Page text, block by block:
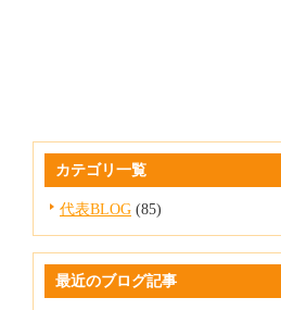
カテゴリ一覧
代表BLOG (85)
最近のブログ記事